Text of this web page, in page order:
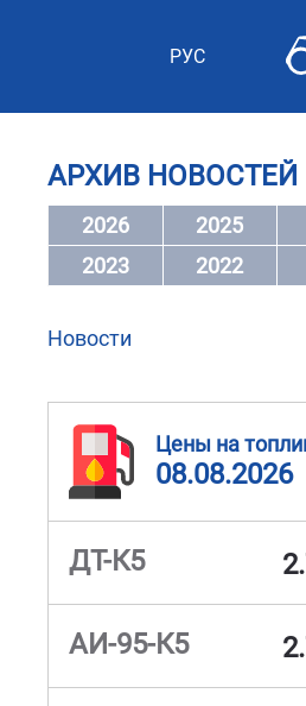
РУС
АРХИВ НОВОСТЕЙ
2026 2025
2023
2022
Новости
Цены на
08.08.2026
ДТ-К5
АИ-95-К5